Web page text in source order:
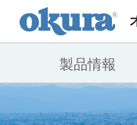
製品情報